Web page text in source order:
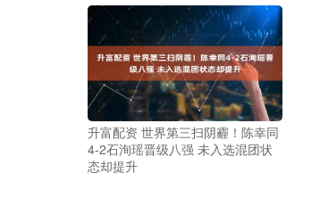
升富配资 世界第三扫阴霾！陈幸同
4-2石洵瑶晋级八强 未入选混团状
态却提升